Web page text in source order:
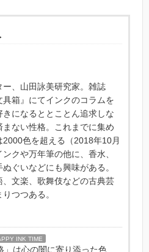
ー、山田詠美研究家。雑誌
具箱』にてインクのコラムを
きになるととことん追求しな
まない性格。これまでに集め
2000色を超える（2018年10月
クや万年筆の他に、香水、
ぐいなどにも興味がある。
、文楽、歌舞伎などの古典芸
つつある。
INK TIME
」は心の闇に寄り添った色